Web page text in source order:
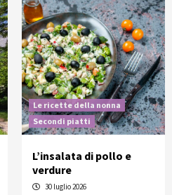
Le ricette della nonna
Secondi piatti
L’insalata di pollo e
verdure
30 luglio 2026